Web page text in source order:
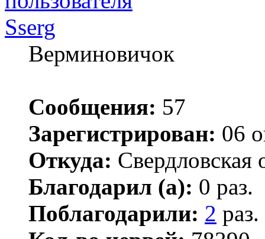
Sserg
Верминовичок
Сообщения: 57
Зарегистрирован: 06
Откуда: Свердловская
Благодарил (а): 0 раз.
Поблагодарили: 2 раз.